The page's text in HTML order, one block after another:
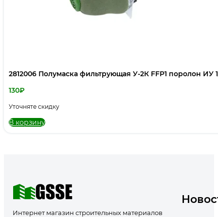
2812006 Полумаска фильтрующая У-2К FFP1 поролон ИУ
130₽
Уточняте скидку
В корзину
Интернет магазин строительных материалов